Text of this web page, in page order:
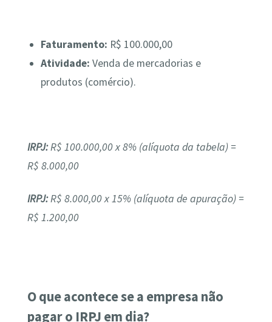
Faturamento: R$ 100.000,00
Atividade:Venda de mercadorias e
produtos (comércio).
IRPJ:R$ 100.000,00 x 8% (alíquota da tabela) =
R$ 8.000,00
IRPJ:R$ 8.000,00 x 15% (alíquota de apuração) =
R$ 1.200,00
O que acontece se a empresa não
pagar o IRPJ em dia?